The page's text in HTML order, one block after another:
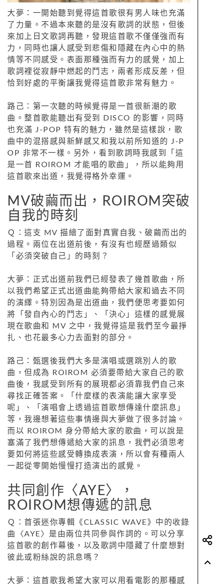
大夢：一開始聽到覺得這首歌很有男人味也充滿
了力量。不過本來聽的是沒有歌詞的狀態，但後
來加上日文歌詞再聽，發現這首歌不僅僅強而有
力，同時也讓人感受到悲傷和隱藏在內心中的熱
情等不同感受。表面那種強而有力的感覺，加上
歌詞裡從寂靜中燃起的鬥志，兩者形成反差，但
恰到好處的平衡讓我覺得這首歌非常有魅力。
路己：第一次聽的時候覺得是一首很新潮的歌
曲。整首歌能聽出有受到 DISCO 的影響，同時
也充滿 J-POP 特有的魅力，雖然是這樣說，歌
曲中的混搭感與新鮮感又和我以前所知道的 J-P
OP 非常不一樣。另外，看到歌詞時我感到「這
是一首 ROIROM 才能唱的歌曲」，所以能夠用
這首歌來出道，我覺得格外幸運。
MV破繭而出，ROIROM突破
自我的時刻
Ｑ：這支 MV 描繪了面對真實自我、破繭而出的
過程。兩位在出道前後，有沒有也經歷過類似
「必須突破自己」的時刻？
大夢：正式出道前我們已經發表了幾首歌曲，所
以我們希望正式出道曲能夠帶給大家和過去不同
的演繹。特別因為是出道曲，我們便思考要如何
將「發自內心的鬥志」、「決心」這樣的感覺展
現在歌曲和 MV 之中，我覺得這是我們至今最掙
扎、也花最多心力去面對的部分。
路己：甄選後我們大多是演唱或選跳別人的歌
曲，但成為 ROIROM 必須要帶給大家自己的歌
曲後，我感受到所有的展現都必須靠我們自己來
尋找正確答案。「什麼樣的表演能讓大家享受
呢」、「演唱會上透過這首歌想傳達什麼訊息」
等，我邊想著這些事情邊與大夢做了很多討論。
而以 ROIROM 身分帶給大家的歌曲，可以說是
塞滿了我們想傳遞給大家的訊息，我們必須思考
要如何將這些感受轉換成表演，所以會有種兩人
一起從零開始慢慢打造演出的感覺。
共同創作〈AYE〉，
ROIROM想傳遞的訊息
Ｑ：首張迷你專輯《CLASSIC WAVE》中的收錄
曲〈AYE〉是由兩位共同參與作詞的。可以分享
這首歌的創作幕後，以及歌詞中隱藏了什麼想對
彼此或粉絲說的訊息嗎？
大夢：這首歌我希望大家可以用看電影的那種感